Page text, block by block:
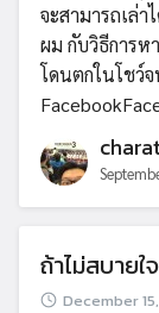
จะสามารถเล่
ผม กับวิธีการห
โดนตกในโชว์
ถ้าไม่สบายใ
December